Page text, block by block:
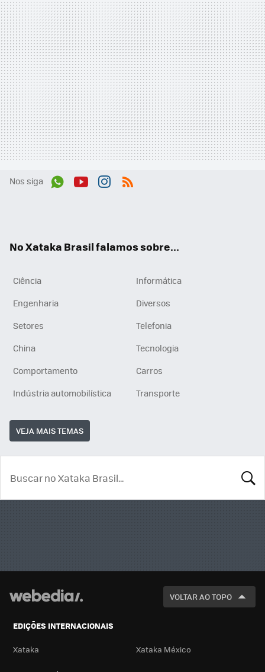
Nos siga
No Xataka Brasil falamos sobre...
Ciência
Informática
Engenharia
Diversos
Setores
Telefonia
China
Tecnologia
Comportamento
Carros
Indústria automobilística
Transporte
VEJA MAIS TEMAS
VOLTAR AO TOPO
EDIÇÕES INTERNACIONAIS
Xataka Xataka México